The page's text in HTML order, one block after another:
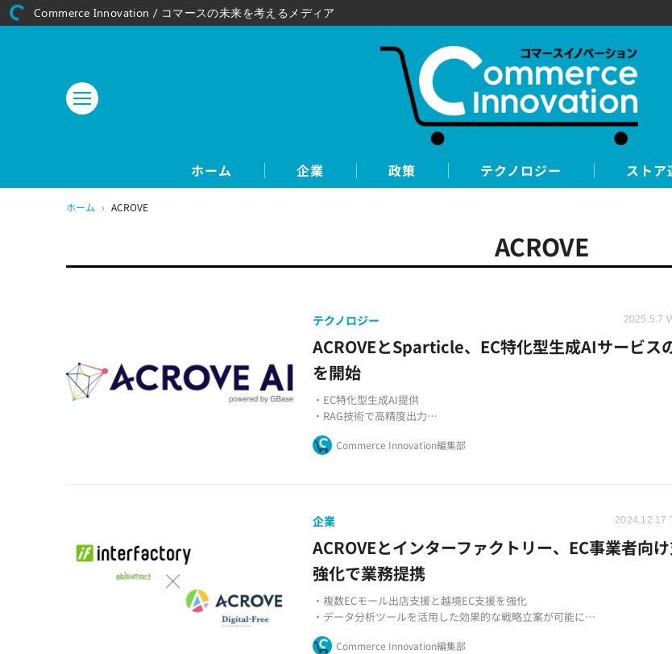
ホーム 企業 政策 テクノロジー ストア
ホーム › ACROVE
ACROVE
テクノロジー 2025.5.7
ACROVEとSparticle、EC特化型生成AIサービス
を開始
・EC特化型生成AI提供
・RAG技術で高精度出力
・DX推進と省人化支援
Commerce Innovation編集部
企業 2024.12.17
ACROVEとインターファクトリー、EC事業者向
強化で業務提携
・複数ECモール出店支援と越境EC支援を強化
・データ分析ツールを活用した効果的な戦略立案が可能に
・Adobe Commerceを用いた多言語・多通貨対応のEC構築支援
Commerce Innovation編集部
Commerce Innovation / コマースの未来を考えるメディア